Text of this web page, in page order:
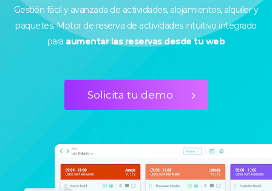
Gestión fácil y avanzada de actividades, alojamientos, alquiler y
paquetes. Motor de reserva de actividades intuitivo integrado
para aumentar las reservas desde tu web
Solicita tu demo